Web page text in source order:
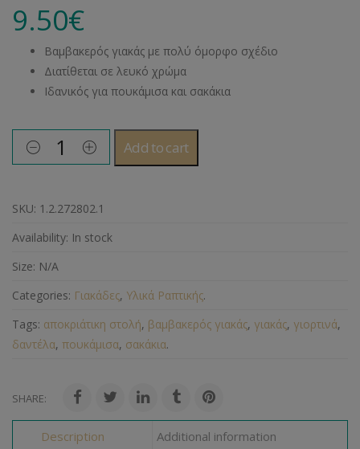
9.50€
Βαμβακερός γιακάς με πολύ όμορφο σχέδιο
Διατίθεται σε λευκό χρώμα
Ιδανικός για πουκάμισα και σακάκια
Add to cart
SKU: 1.2.272802.1
Availability: In stock
Size: N/A
Categories: Γιακάδες, Υλικά Ραπτικής.
Tags: αποκριάτικη στολή, βαμβακερός γιακάς, γιακάς, γιορτινά,
δαντέλα, πουκάμισα, σακάκια.
SHARE:
Description Additional information